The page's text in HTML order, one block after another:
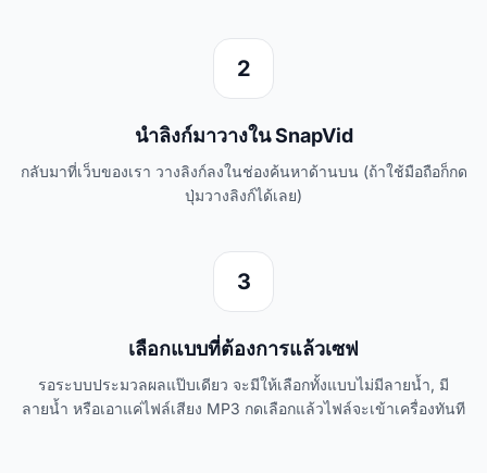
2
นำลิงก์มาวางใน SnapVid
กลับมาที่เว็บของเรา วางลิงก์ลงในช่องค้นหาด้านบน (ถ้าใช้มือถือก็กด
ปุ่มวางลิงก์ได้เลย)
3
เลือกแบบที่ต้องการแล้วเซฟ
รอระบบประมวลผลแป๊บเดียว จะมีให้เลือกทั้งแบบไม่มีลายน้ำ, มี
ลายน้ำ หรือเอาแค่ไฟล์เสียง MP3 กดเลือกแล้วไฟล์จะเข้าเครื่องทันที